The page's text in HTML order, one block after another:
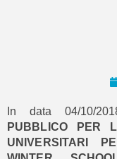
In data 04/10/
PUBBLICO PER
UNIVERSITARI